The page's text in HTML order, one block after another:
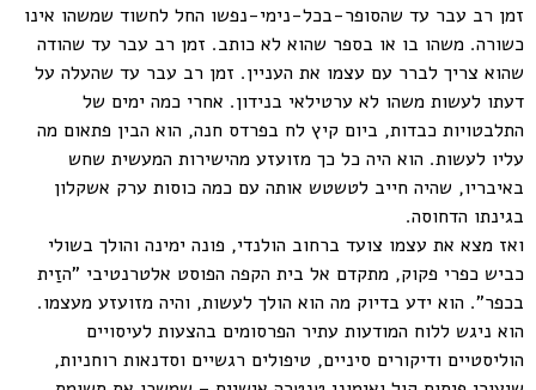
זמן רב עבר עד שהסופר-בכל-נימי-נפשו החל לחשוד שמשהו אינו
כשורה. משהו בו או בספר שהוא לא כותב. זמן רב עבר עד שהודה
שהוא צריך לברר עם עצמו את העניין. זמן רב עבר עד שהעלה על
דעתו לעשות משהו לא ערטילאי בנידון. אחרי כמה ימים של
התלבטויות כבדות, ביום קיץ לח בפרדס חנה, הוא הבין פתאום מה
עליו לעשות. הוא היה כל כך מזועזע מהישירות המעשית שחש
באיבריו, שהיה חייב לטשטש אותה עם כמה כוסות ערק אשקלון
בגינתו הדחוסה.
ואז מצא את עצמו צועד ברחוב הולנדי, פונה ימינה והולך בשולי
כביש כפרי פקוק, מתקדם אל בית הקפה הפוסט אלטרנטיבי "הזַית
בכפר". הוא ידע בדיוק מה הוא הולך לעשות, והיה מזועזע מעצמו.
הוא ניגש ללוח המודעות עתיר הפרסומים בהצעות לעיסויים
הוליסטיים ודיקורים סיניים, טיפולים רגשיים וסדנאות רוחניות,